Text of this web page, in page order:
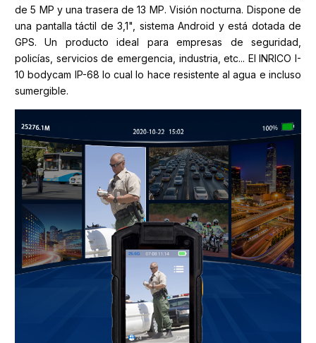
de 5 MP y una trasera de 13 MP. Visión nocturna. Dispone de
una pantalla táctil de 3,1", sistema Android y está dotada de
GPS. Un producto ideal para empresas de seguridad,
policías, servicios de emergencia, industria, etc... El INRICO I-
10 bodycam IP-68 lo cual lo hace resistente al agua e incluso
sumergible.